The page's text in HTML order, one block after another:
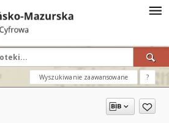
Wyszukiwanie zaawansowane ?